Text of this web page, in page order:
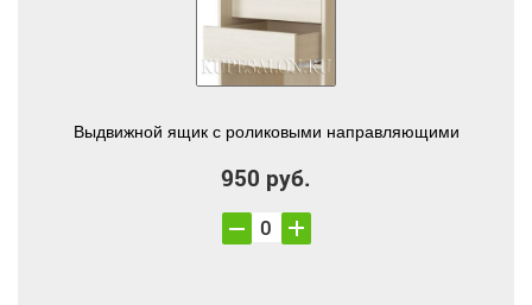
Выдвижной ящик с роликовыми направляющими
950 руб.